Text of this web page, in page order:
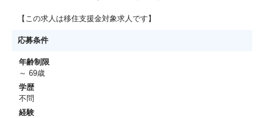
【この求人は移住支援金対象求人です】
応募条件
年齢制限
～ 69歳
学歴
不問
経験